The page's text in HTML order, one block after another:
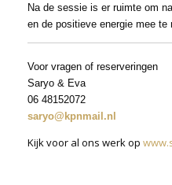
Na de sessie is er ruimte om
en de positieve energie mee te
Voor vragen of reserveringen
Saryo & Eva
06 48152072
saryo@kpnmail.nl
Kijk voor al ons werk op